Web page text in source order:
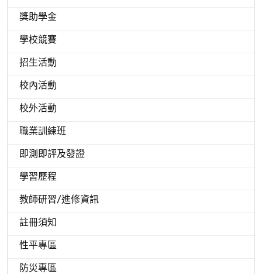
獎助學金
學校競賽
招生活動
校內活動
校外活動
職業訓練班
即測即評及發證
學習歷程
教師研習/進修資訊
註冊須知
性平專區
防災專區